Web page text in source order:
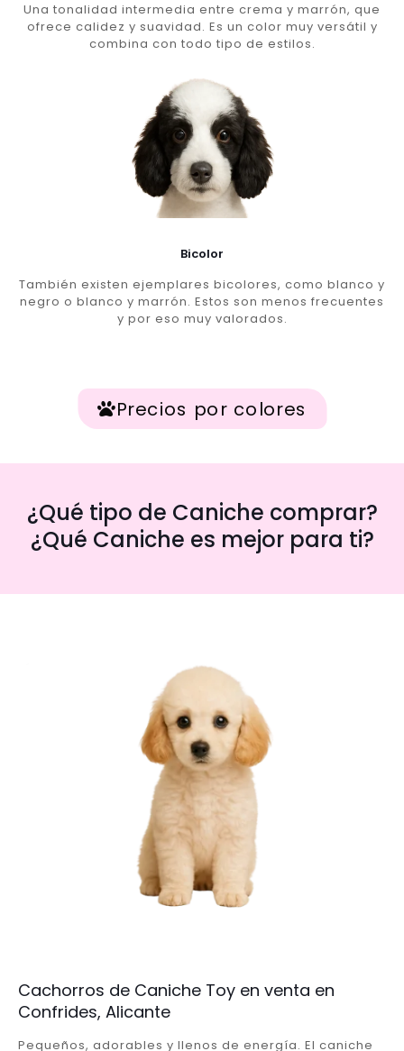
Una tonalidad intermedia entre crema y marrón, que
ofrece calidez y suavidad. Es un color muy versátil y
combina con todo tipo de estilos.
Bicolor
También existen ejemplares bicolores, como blanco y
negro o blanco y marrón. Estos son menos frecuentes
y por eso muy valorados.
Precios por colores
¿Qué tipo de Caniche comprar?
¿Qué Caniche es mejor para ti?
Cachorros de Caniche Toy en venta en
Confrides, Alicante
Pequeños, adorables y llenos de energía. El caniche